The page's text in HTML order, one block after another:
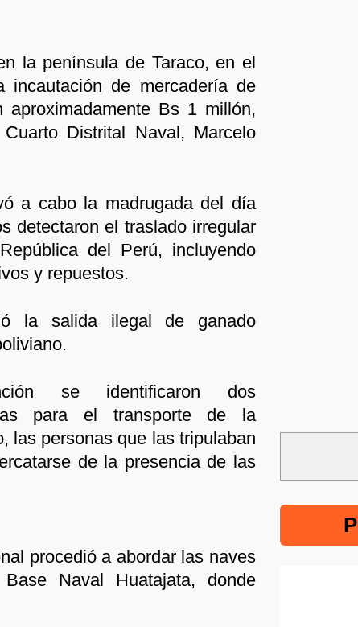
la península de Taraco, en el
incautación de mercadería de
aproximadamente Bs 1 millón,
Distrital Naval, Marcelo
a cabo la madrugada del día
detectaron el traslado irregular
del Perú, incluyendo
y repuestos.
la salida ilegal de ganado
se identificaron dos
para el transporte de la
las personas que las tripulaban
de la presencia de las
procedió a abordar las naves
Naval Huatajata, donde